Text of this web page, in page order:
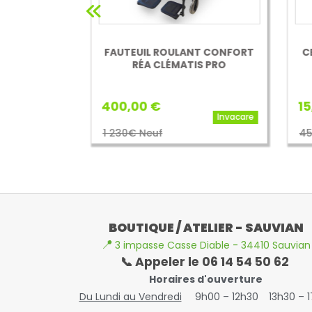
FAUTEUIL ROULANT CONFORT
RÉA CLÉMATIS PRO
400,00 €
1 230€ Neuf
Invacare
BOUTIQUE / ATELIER - SAUVIAN
📍 3 impasse Casse Diable - 34410 Sauvian
📞 Appeler le 06 14 54 50 62
Horaires d'ouverture
Du Lundi au Vendredi
9h00 – 12h30 13h30 –